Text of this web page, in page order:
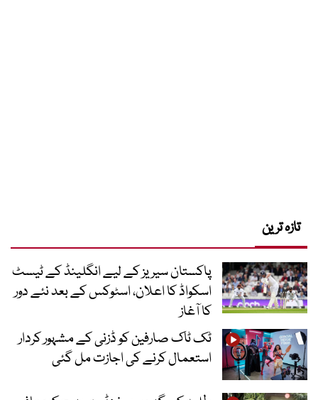
تازہ ترین
پاکستان سیریز کے لیے انگلینڈ کے ٹیسٹ
اسکواڈ کا اعلان، اسٹوکس کے بعد نئے دور
کا آغاز
ٹک ٹاک صارفین کو ڈزنی کے مشہور کردار
استعمال کرنے کی اجازت مل گئی